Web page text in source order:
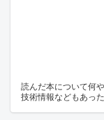
読んだ本について何
技術情報などもあった